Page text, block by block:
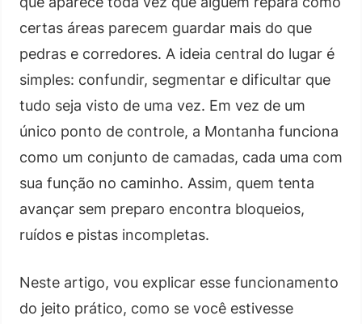
certas áreas parecem guardar mais do que
pedras e corredores. A ideia central do lugar é
simples: confundir, segmentar e dificultar que
tudo seja visto de uma vez. Em vez de um
único ponto de controle, a Montanha funciona
como um conjunto de camadas, cada uma com
sua função no caminho. Assim, quem tenta
avançar sem preparo encontra bloqueios,
ruídos e pistas incompletas.
Neste artigo, vou explicar esse funcionamento
do jeito prático, como se você estivesse